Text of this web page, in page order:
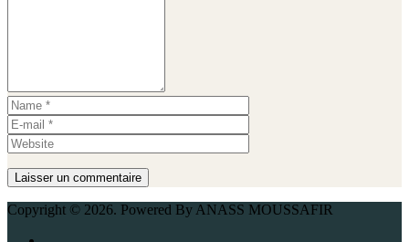
Copyright © 2026. Powered By ANASS MOUSSAFIR